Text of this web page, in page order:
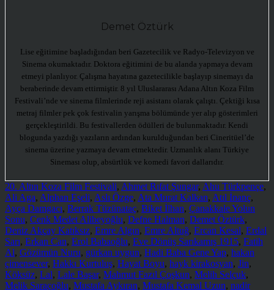
Demet Öztürk
Lise eğitimine başladığından beri Gazetecilik ve Radyo-Televizyon ve
Sinema okumaktadır. Doktora eğitimini de bu alanda yapmaya devam
etmeyi planlıyor. Çalışma hayatına gazetecilikle başlayıp sinemayı da
beraberinde devam ettirmiştir. 8 yıl Uluslararası Adana Altın Koza Film
Festivali’nde ve sinema filmlerinde reji asistanı olarak çalıştı. Çektiği kısa
metraj filmler pek çok festivalin yarışma bölümünde yer alıp gösterimleri
gerçekleştirildi. Bu festivallerden ödülleri de bulunmaktadır. Kendi
blogunda yazdığı yazıların ardından kurulduğundan beri Cineritüel’de
sinema üzerine yazmaya devam etmektedir. Uzmanlık alanı Türkiye
Sineması olup, absürtlük ve komedi favori dallarıdır.
20. Altın Koza Film Festivali, Ahmet Rıfat Şungar, Ahu Türkpençe,
Ali Aga, Alphan Eşeli, Aslı Özge, Ata Murat Kalkan, Atıl İnanç,
Ayça Damgacı, Berrak Tüzünataç, Biket İlhan, Çanakkale Yolun
Sonu, Cenk Medet Alibeyoğlu, Defne Halman, Demet Öztürk,
Deniz Akçay Katıksız, Emre Algın, Emre Altuğ, Ercan Kesal, Erdal
Sarı, Erkan Can, Erol Babaoğlu, Eve Dönüş Sarıkamış 1915, Fatih
Al, Gözümün Nuru, gürkan uygun, Hadi Baba Gene Yap, hakan
çimensever, Hakkı Kurtuluş, Hayat Boyu, hayk kirakosyan, Jin,
Köksüz, Lal, Lale Başar, Mahmut Fazıl Çoşkun, Melih Selçuk,
Melik Saraçoğlu, Mustafa Aykıran, Mustafa Kemal Uzun, nadir